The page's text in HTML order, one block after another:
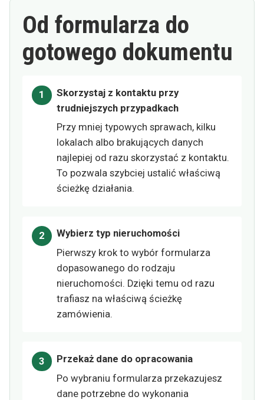
Od formularza do
gotowego dokumentu
Skorzystaj z kontaktu przy
trudniejszych przypadkach
Przy mniej typowych sprawach, kilku
lokalach albo brakujących danych
najlepiej od razu skorzystać z kontaktu.
To pozwala szybciej ustalić właściwą
ścieżkę działania.
Wybierz typ nieruchomości
Pierwszy krok to wybór formularza
dopasowanego do rodzaju
nieruchomości. Dzięki temu od razu
trafiasz na właściwą ścieżkę
zamówienia.
Przekaż dane do opracowania
Po wybraniu formularza przekazujesz
dane potrzebne do wykonania